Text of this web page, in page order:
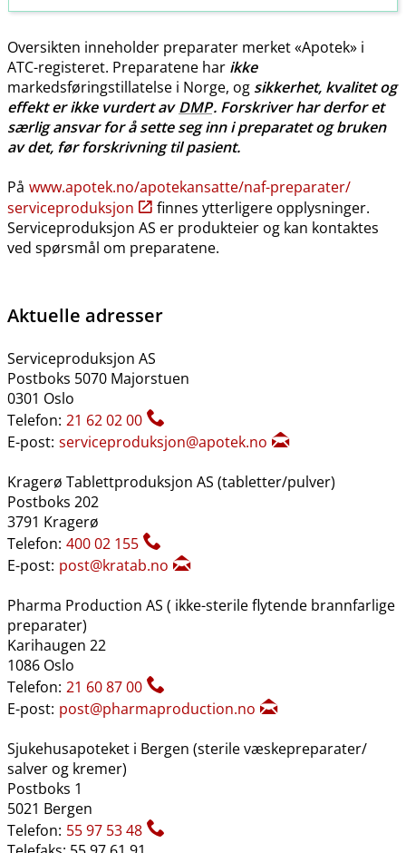
Oversikten inneholder preparater merket «Apotek» i
ATC-registeret. Preparatene har ikke
markedsføringstillatelse i Norge, og sikkerhet, kvalitet og
effekt er ikke vurdert avDMP. Forskriver har derfor et
særlig ansvar for å sette seg inn i preparatet og bruken
av det, før forskrivning til pasient.
På www.apotek.no​/​apotekansatte​/​naf-preparater​/​
serviceproduksjon
finnes ytterligere opplysninger.
Serviceproduksjon AS er produkteier og kan kontaktes
ved spørsmål om preparatene.
Aktuelle adresser
Serviceproduksjon AS
Postboks 5070 Majorstuen
0301 Oslo
Telefon: 21 62 02 00
E-post: serviceproduksjon@apotek.no
Kragerø Tablettproduksjon AS (tabletter​/​pulver)
Postboks 202
3791 Kragerø
Telefon: 400 02 155
E-post: post@kratab.no
Pharma Production AS ( ikke-sterile flytende brannfarlige
preparater)
Karihaugen 22
1086 Oslo
Telefon: 21 60 87 00
E-post: post@pharmaproduction.no
Sjukehusapoteket i Bergen (sterile væskepreparater​/​
salver og kremer)
Postboks 1
5021 Bergen
Telefon: 55 97 53 48